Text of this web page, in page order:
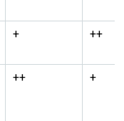
+ ++
++ +